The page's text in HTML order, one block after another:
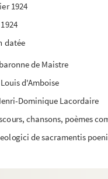
1924
datée
de Maistre
d'Amboise
Dominique Lacordaire
chansons, poèmes
de sacramentis